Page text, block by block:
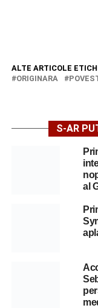
ALTE ARTICOLE
ORIGINARA
S-AR
al